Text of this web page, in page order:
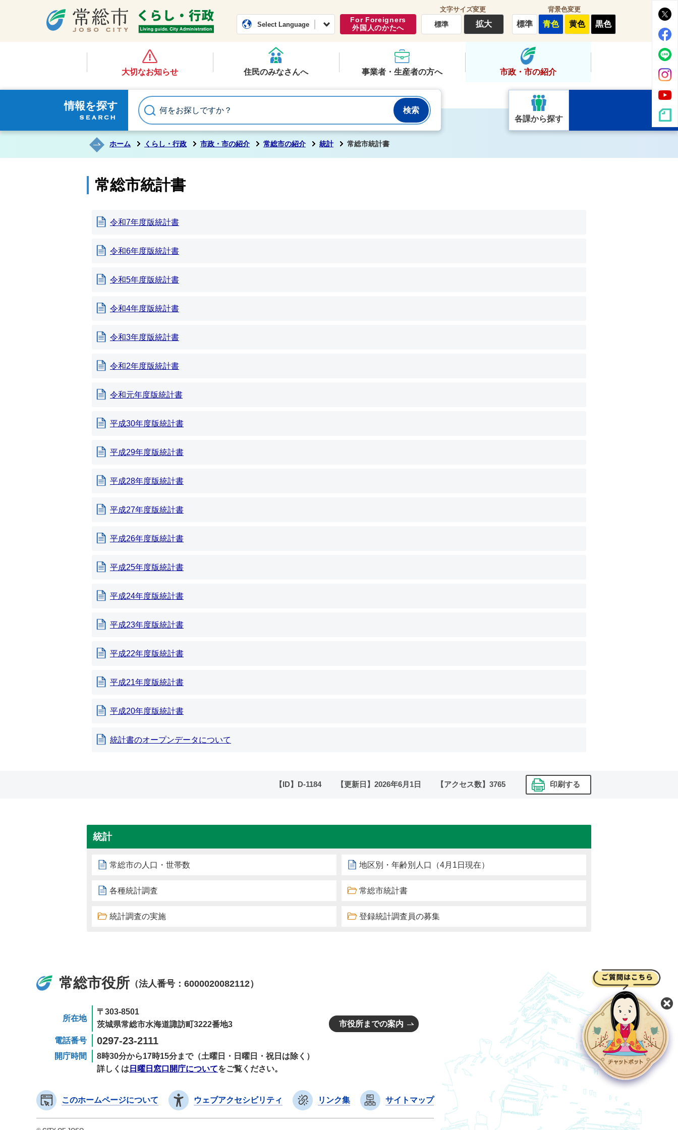
常総市公式ホームページくらし・行政
Select Language
For Foreigners
外国人のかたへ
文字サイズ変更
標準 拡大
背景色変更
標準 青色 黄色 黒色
大切なお知らせ 住民のみなさんへ 事業者・生産者の方へ 市政・市の紹介
情報を探す
各課から探す
ホーム くらし・行政 市政・市の紹介 常総市の紹介 統計 常総市統計書
常総市統計書
令和7年度版統計書
令和6年度版統計書
令和5年度版統計書
令和4年度版統計書
令和3年度版統計書
令和2年度版統計書
令和元年度版統計書
平成30年度版統計書
平成29年度版統計書
平成28年度版統計書
平成27年度版統計書
平成26年度版統計書
平成25年度版統計書
平成24年度版統計書
平成23年度版統計書
平成22年度版統計書
平成21年度版統計書
平成20年度版統計書
統計書のオープンデータについて
【ID】 D-1184 【更新日】 2026年6月1日 【アクセス数】 3765 印刷する
統計
常総市の人口・世帯数 地区別・年齢別人口（4月1日現在）
各種統計調査 常総市統計書
統計調査の実施 登録統計調査員の募集
常総市役所 （法人番号：6000020082112）
所在地
〒303-8501
茨城県常総市水海道諏訪町3222番地3
電話番号
0297-23-2111
開庁時間
8時30分から17時15分まで（土曜日・日曜日・祝日は除く）
詳しくは 日曜日窓口開庁についてをご覧ください。
市役所までの案内
このホームページについて ウェブアクセシビリティ リンク集 サイトマップ